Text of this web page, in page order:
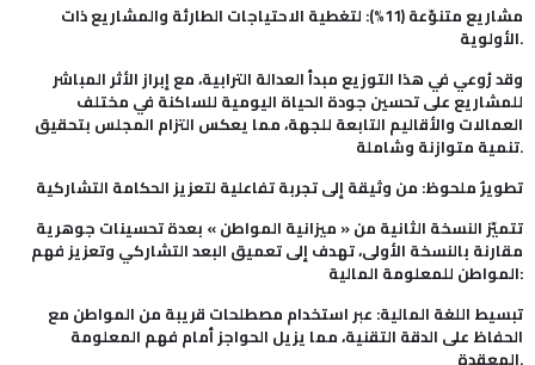
مشاريع متنوّعة (11%): لتغطية الاحتياجات الطارئة والمشاريع ذات
الأولوية.
وقد رُوعي في هذا التوزيع مبدأ العدالة الترابية، مع إبراز الأثر المباشر
للمشاريع على تحسين جودة الحياة اليومية للساكنة في مختلف
العمالات والأقاليم التابعة للجهة، مما يعكس التزام المجلس بتحقيق
تنمية متوازنة وشاملة.
تطويرٌ ملحوظ: من وثيقة إلى تجربة تفاعلية لتعزيز الحكامة التشاركية
تتميّز النسخة الثانية من « ميزانية المواطن » بعدة تحسينات جوهرية
مقارنة بالنسخة الأولى، تهدف إلى تعميق البعد التشاركي وتعزيز فهم
المواطن للمعلومة المالية:
تبسيط اللغة المالية: عبر استخدام مصطلحات قريبة من المواطن مع
الحفاظ على الدقة التقنية، مما يزيل الحواجز أمام فهم المعلومة
المعقدة.